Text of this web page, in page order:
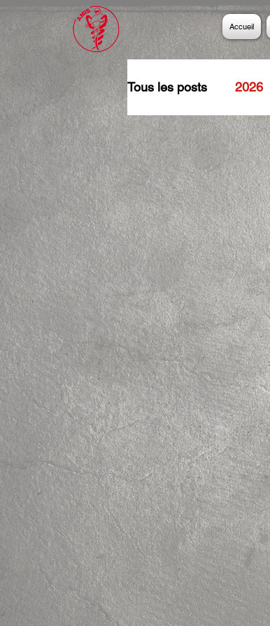
Accueil
Tous les posts 2026
2016 2015